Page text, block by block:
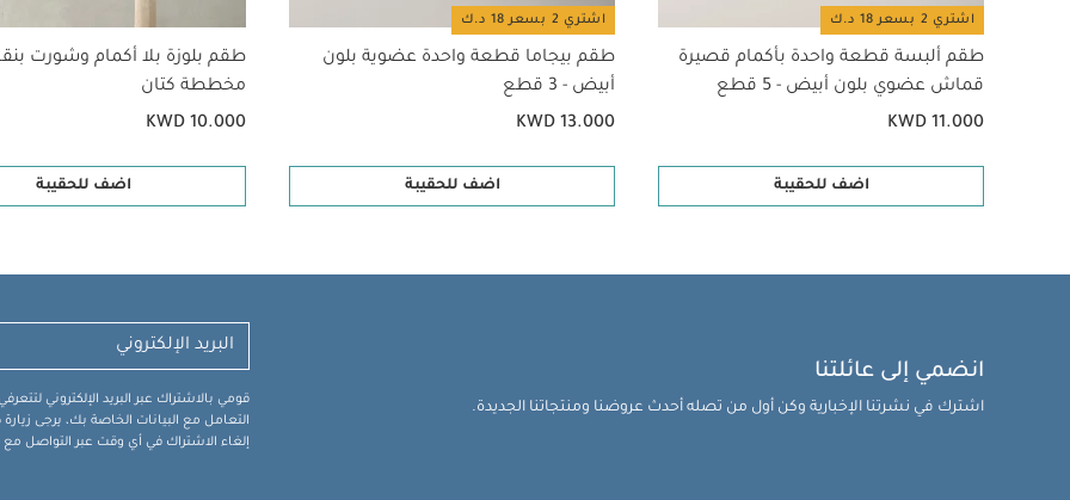
اشتري 2 بسعر 18 د.ك
طقم ألبسة قطعة واحدة بأكمام قصيرة
قماش عضوي بلون أبيض - 5 قطع
KWD 11.000
اضف للحقيبة
اشتري 2 بسعر 18 د.ك
طقم بيجاما قطعة واحدة عضوية بلون
أبيض - 3 قطع
KWD 13.000
اضف للحقيبة
طقم بلوزة بلا أكمام وشورت
مخططة كتان
KWD 10.000
اضف للحقيبة
انضمي إلى عائلتنا
اشترك في نشرتنا الإخبارية وكن أول من تصله أحدث عروضنا ومنتجاتنا الجديدة.
قومي بالاشتراك عبر البريد الإلكتروني
التعامل مع البيانات الخاصة بك، يرجى
إلغاء الاشتراك في أي وقت عبر التواصل مع